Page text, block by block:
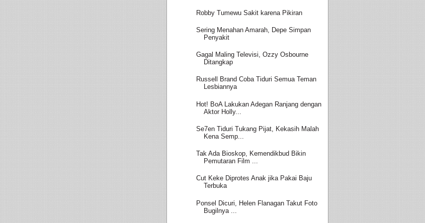
Robby Tumewu Sakit karena Pikiran
Sering Menahan Amarah, Depe Simpan
Penyakit
Gagal Maling Televisi, Ozzy Osbourne
Ditangkap
Russell Brand Coba Tiduri Semua Teman
Lesbiannya
Hot! BoA Lakukan Adegan Ranjang dengan
Aktor Holly...
Se7en Tiduri Tukang Pijat, Kekasih Malah
Kena Semp...
Tak Ada Bioskop, Kemendikbud Bikin
Pemutaran Film ...
Cut Keke Diprotes Anak jika Pakai Baju
Terbuka
Ponsel Dicuri, Helen Flanagan Takut Foto
Bugilnya ...